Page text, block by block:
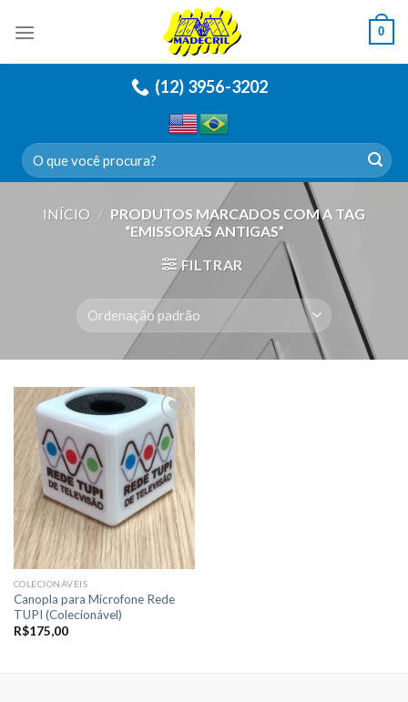
0
(12) 3956-3202
Pesquisar
por:
INÍCIO / PRODUTOS MARCADOS COM A TAG
“EMISSORAS ANTIGAS”
FILTRAR
Adicionar
a lista de
desejos
COLECIONÁVEIS
Canopla para Microfone Rede
TUPI (Colecionável)
R$175,00